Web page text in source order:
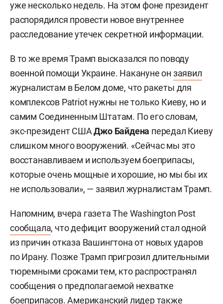
уже несколько недель. На этом фоне президент
распорядился провести новое внутреннее
расследование утечек секретной информации.
В то же время Трамп высказался по поводу
военной помощи Украине. Накануне он заявил
журналистам в Белом доме, что ракеты для
комплексов Patriot нужны не только Киеву, но и
самим Соединенным Штатам. По его словам,
экс-президент СШАДжо Байдена передал Киеву
слишком много вооружений. «Сейчас мы это
восстанавливаем и используем боеприпасы,
которые очень мощные и хорошие, но мы бы их
не использовали», — заявил журналистам Трамп.
Напомним, вчера газета The Washington Post
сообщала, что дефицит вооружений стал одной
из причин отказа Вашингтона от новых ударов
по Ирану. Позже Трамп пригрозил длительными
тюремными сроками тем, кто распространял
сообщения о предполагаемой нехватке
боеприпасов. Американский лидер также